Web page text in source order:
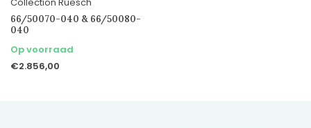
66/50070-040 & 66/50080-
040
Op voorraad
€2.856,00